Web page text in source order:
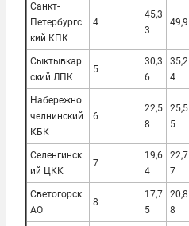
Санкт-
Петербургс
кий КПК
4
45,3
3
49,9
Сыктывкар
ский ЛПК
5
30,3
6
35,2
4
Набережно
челнинский
КБК
6
22,5
8
25,5
5
Селенгинск
ий ЦКК
7
19,6
4
22,7
7
Светогорск
АО
8
17,7
5
20,8
8